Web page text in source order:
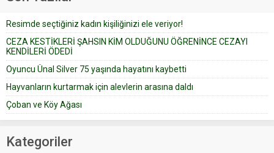
yapıştırdığı için düğünden...
Resimde seçtiğiniz kadın kişiliğinizi ele veriyor!
CEZA KESTİKLERİ ŞAHSIN KİM OLDUĞUNU ÖĞRENİNCE CEZAYI
KENDİLERİ ÖDEDİ
Oyuncu Ünal Silver 75 yaşında hayatını kaybetti
Hayvanların kurtarmak için alevlerin arasına daldı
Çoban ve Köy Ağası
Kategoriler